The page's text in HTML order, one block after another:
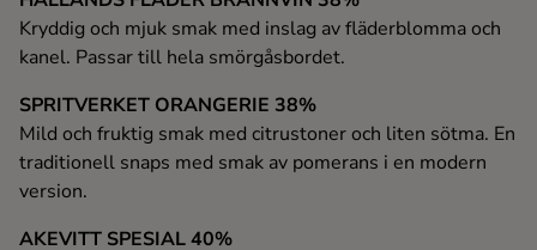
Kryddig och mjuk smak med inslag av fläderblomma och
kanel. Passar till hela smörgåsbordet.
SPRITVERKET ORANGERIE 38%
Mild och fruktig smak med citrustoner och liten sötma. En
traditionell snaps med smak av pomerans i en modern
version.
AKEVITT SPESIAL 40%